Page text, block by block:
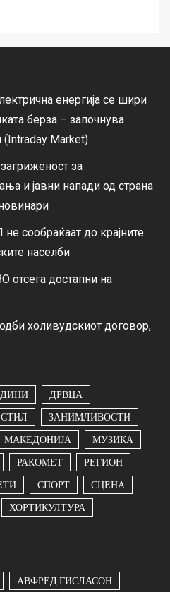
енергија се шири
берза – започнува
(Intraday Market)
за
и јавни напади од страна
сообраќаат до крајните
населби
отсега достапни на
одби холивудскиот договор,
ДРВЦА
ЗАНИМЛИВОСТИ
МАКЕДОНИЈА
МУЗИКА
РАКОМЕТ
РЕГИОН
СПОРТ
СЦЕНА
ХОРТИКУЛТУРА
АВФРЕД ГИСЛАСОН